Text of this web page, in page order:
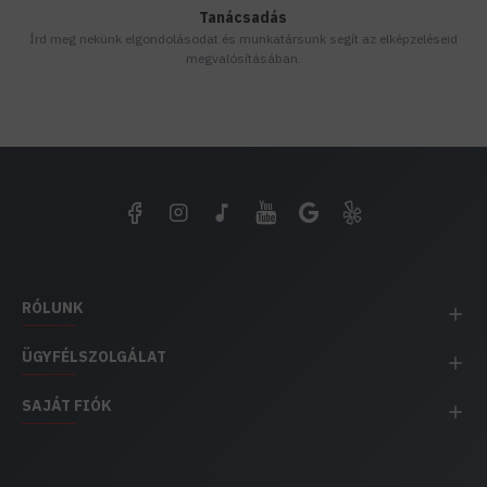
Tanácsadás
Írd meg nekünk elgondolásodat és munkatársunk segít az elképzeléseid
megvalósításában.
RÓLUNK
ÜGYFÉLSZOLGÁLAT
SAJÁT FIÓK